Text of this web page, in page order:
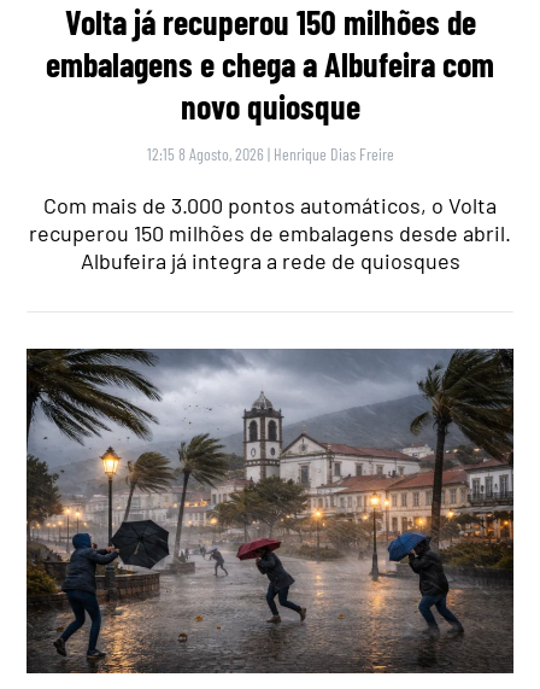
Volta já recuperou 150 milhões de
embalagens e chega a Albufeira com
novo quiosque
12:15 8 Agosto, 2026 | Henrique Dias Freire
Com mais de 3.000 pontos automáticos, o Volta
recuperou 150 milhões de embalagens desde abril.
Albufeira já integra a rede de quiosques